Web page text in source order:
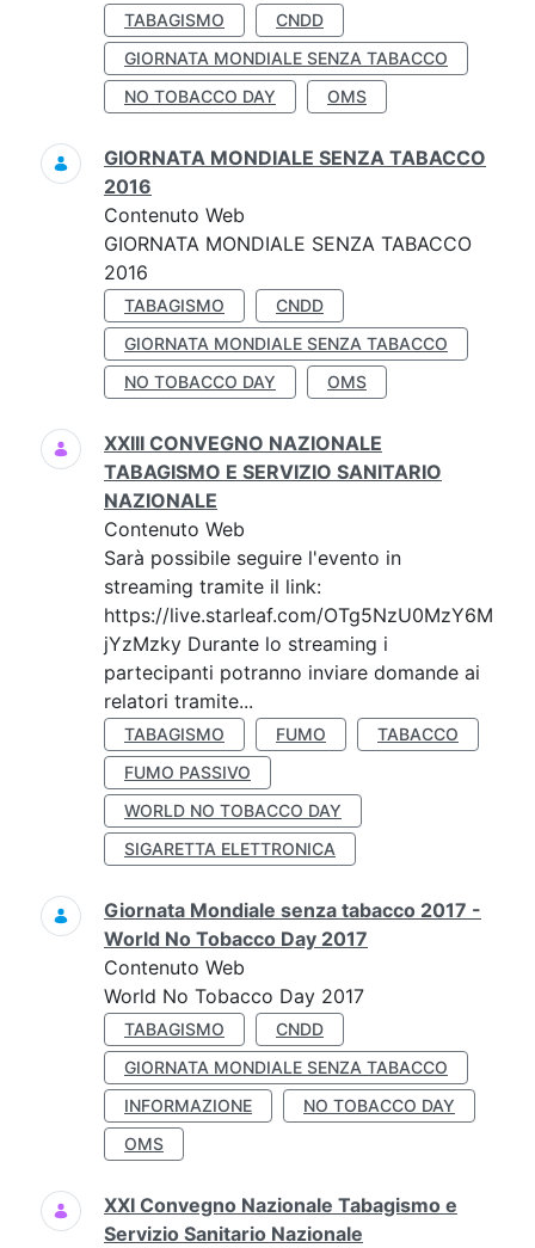
TABAGISMO
CNDD
GIORNATA MONDIALE SENZA TABACCO
NO TOBACCO DAY
OMS
GIORNATA MONDIALE SENZA TABACCO
2016
Contenuto Web
GIORNATA MONDIALE SENZA TABACCO
2016
TABAGISMO
CNDD
GIORNATA MONDIALE SENZA TABACCO
NO TOBACCO DAY
OMS
XXIII CONVEGNO NAZIONALE
TABAGISMO E SERVIZIO SANITARIO
NAZIONALE
Contenuto Web
Sarà possibile seguire l'evento in
streaming tramite il link:
https://live.starleaf.com/OTg5NzU0MzY6M
jYzMzky Durante lo streaming i
partecipanti potranno inviare domande ai
relatori tramite...
TABAGISMO FUMO
TABACCO
FUMO PASSIVO
WORLD NO TOBACCO DAY
SIGARETTA ELETTRONICA
Giornata Mondiale senza tabacco 2017 -
World No Tobacco Day 2017
Contenuto Web
World No Tobacco Day 2017
TABAGISMO
CNDD
GIORNATA MONDIALE SENZA TABACCO
INFORMAZIONE
NO TOBACCO DAY
OMS
XXI Convegno Nazionale Tabagismo e
Servizio Sanitario Nazionale